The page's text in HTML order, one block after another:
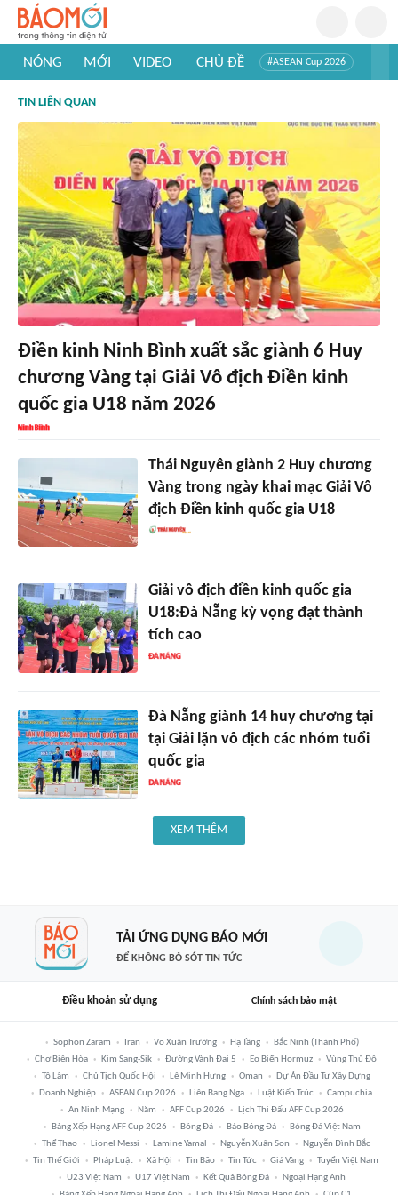
NÓNG MỚI VIDEO CHỦ ĐỀ #ASEAN Cup 2026
#Khám phá thế giới
TIN LIÊN QUAN
Điền kinh Ninh Bình xuất sắc giành 6 Huy
chương Vàng tại Giải Vô địch Điền kinh
quốc gia U18 năm 2026
Thái Nguyên giành 2 Huy chương
Vàng trong ngày khai mạc Giải Vô
địch Điền kinh quốc gia U18
Giải vô địch điền kinh quốc gia
U18:Đà Nẵng kỳ vọng đạt thành
tích cao
Đà Nẵng giành 14 huy chương tại
tại Giải lặn vô địch các nhóm tuổi
quốc gia
XEM THÊM
TẢI ỨNG DỤNG BÁO MỚI
ĐỂ KHÔNG BỎ SÓT TIN TỨC
Điều khoản sử dụng Chính sách bảo mật
Sophon Zaram Iran Võ Xuân Trường Hạ Tầng
Bắc Ninh (thành Phố)
Chợ Biên Hòa
Kim Sang-Sik Đường Vành Đai 5 Eo Biển Hormuz
Vùng Thủ Đô
Tô Lâm
Chủ Tịch Quốc Hội Lê Minh Hưng Oman
Dự Án Đầu Tư Xây Dựng
Doanh Nghiệp
ASEAN Cup 2026 Liên Bang Nga Luật Kiến Trúc
Campuchia
An Ninh Mạng
Năm AFF Cup 2026
Lịch Thi Đấu AFF Cup 2026
Bảng Xếp Hạng AFF Cup 2026
Bóng Đá Báo Bóng Đá
Bóng Đá Việt Nam
Thể Thao
Lionel Messi Lamine Yamal Nguyễn Xuân Son
Nguyễn Đình Bắc
Tin Thế Giới
Pháp Luật Xã Hội Tin Bão Tin Tức Giá Vàng
Tuyển Việt Nam
U23 Việt Nam
U17 Việt Nam Kết Quả Bóng Đá
Ngoại Hạng Anh